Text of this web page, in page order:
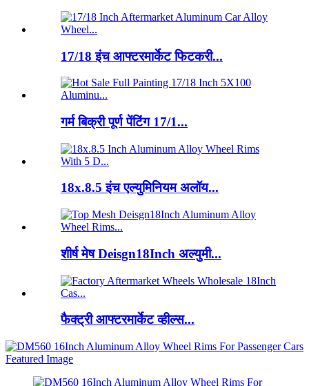
17/18 इंच आफ्टरमार्केट फिटकरी...
गर्म बिक्री पूर्ण पेंटिंग 17/1...
18x.8.5 इंच एल्युमिनियम अलॉय...
शीर्ष मेष Deisgn18Inch अल्युमी...
फैक्ट्री आफ्टरमार्केट व्हील्स...